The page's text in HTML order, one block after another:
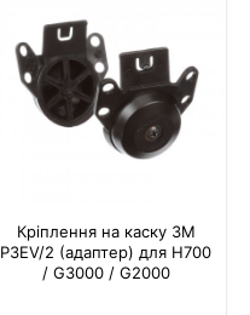
Кріплення на каску 3M
P3EV/2 (адаптер) для Н700
/ G3000 / G2000